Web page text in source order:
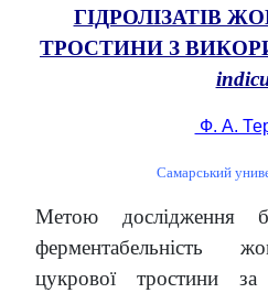
ГІДРОЛІЗАТІВ
ТРОСТИНИ З
Ф. А.
Самарський
Метою дослідження
ферментабельність
цукрової тростини